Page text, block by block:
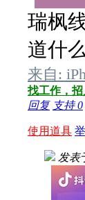
瑞枫
道什
来自:
找工作，招
回复 支持0
使用道具
发表